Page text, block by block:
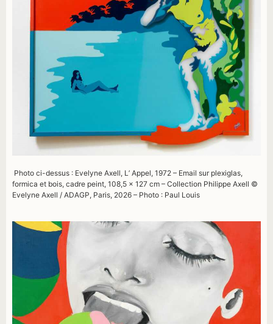
Photo ci-dessus : Evelyne Axell, L’ Appel, 1972 – Email sur plexiglas,
formica et bois, cadre peint, 108,5 × 127 cm – Collection Philippe Axell ©
Evelyne Axell / ADAGP, Paris, 2026 – Photo : Paul Louis